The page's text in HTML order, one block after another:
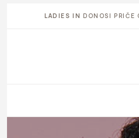
LADIES IN DONOSI